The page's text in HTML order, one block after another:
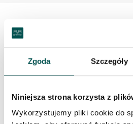
Zgoda Szczegóły
Niniejsza strona korzysta z
Wykorzystujemy pliki cookie do
Colonial White – najnowsza
kamiennych. Absolutny hit –
się wzdłuż materiału. Płytki
tonacji nadzadzą wnętrzu styl